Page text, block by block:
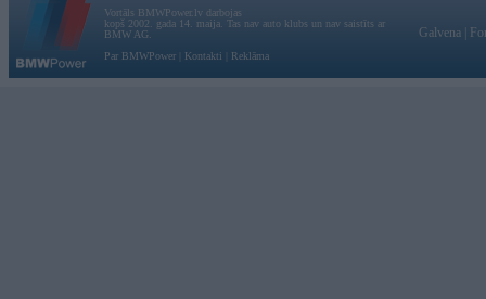
Vortāls BMWPower.lv darbojas
kopš 2002. gada 14. maija. Tas nav auto klubs un nav saistīts ar
BMW AG.
Par BMWPower
Kontakti Reklāma
Galvena